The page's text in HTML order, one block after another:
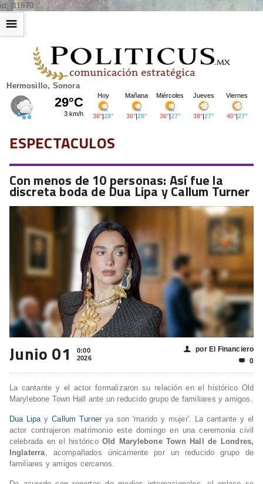
id: |11870
Hermosillo, Sonora
☰
ESPECTACULOS
Con menos de 10 personas: Así fue la
discreta boda de Dua Lipa y Callum Turner
Junio 01
0:00
2026
👤 por El Financiero
 0
La cantante y el actor formalizaron su relación en el histórico Old
Marylebone Town Hall ante un reducido grupo de familiares y amigos.
Dua Lipa y Callum Turner ya son 'marido y mujer'. La cantante y el
actor contrajeron matrimonio este domingo en una ceremonia civil
celebrada en el histórico Old Marylebone Town Hall de Londres,
Inglaterra, acompañados únicamente por un reducido grupo de
familiares y amigos cercanos.